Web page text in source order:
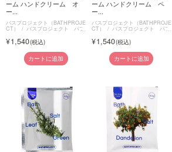
ーム ハンドクリーム オ
ー...
バスプロジェクト（BATHPROJE
CT） バスプロジェクト パフ
ューム ハンドクリーム
1,540
カートに追加
ーム ハンドクリーム ペ
ー...
バスプロジェクト（BATHPROJE
CT） バスプロジェクト パフ
ューム ハンドクリーム
1,540
カートに追加